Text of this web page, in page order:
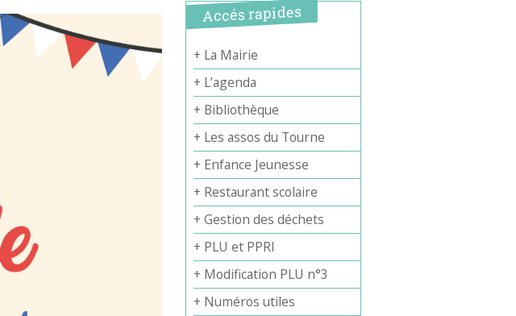
Accés rapides
+ La Mairie
+ L’agenda
+ Bibliothèque
+ Les assos du Tourne
+ Enfance Jeunesse
+ Restaurant scolaire
+ Gestion des déchets
+ PLU et PPRI
+ Modification PLU n°3
+ Numéros utiles